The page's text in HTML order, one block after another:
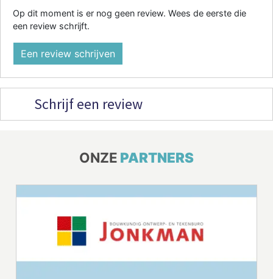
Op dit moment is er nog geen review. Wees de eerste die
een review schrijft.
Een review schrijven
Schrijf een review
ONZE PARTNERS